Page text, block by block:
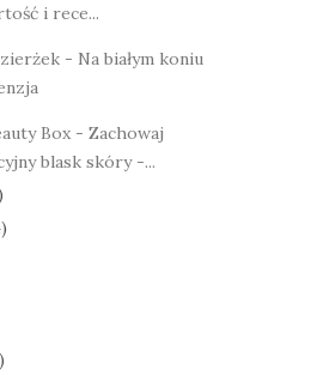
i rece...
- Na białym koniu
Box - Zachowaj
blask skóry -...